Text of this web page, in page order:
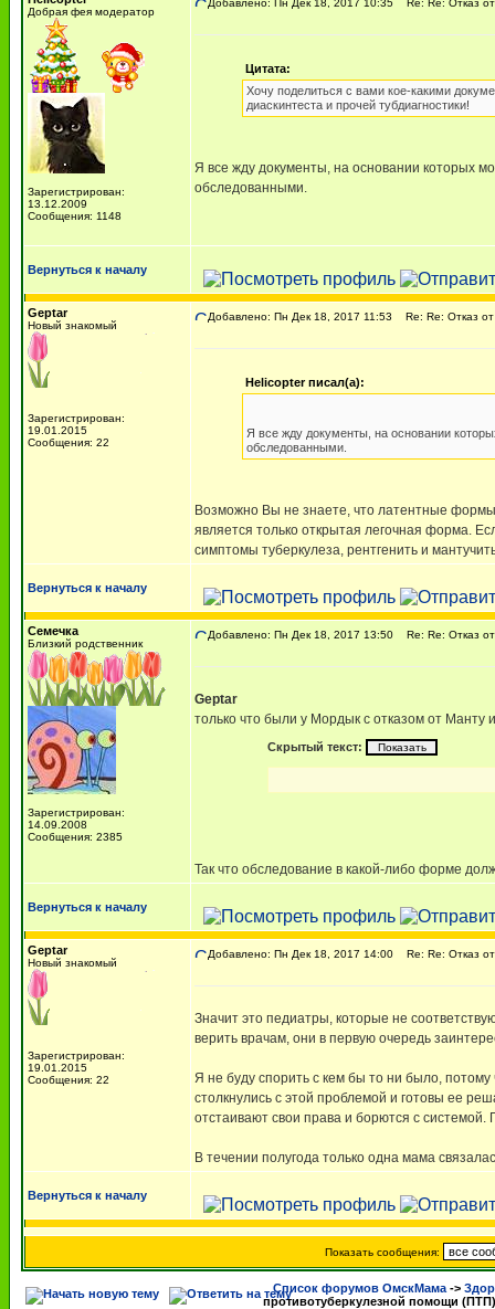
Добрая фея модератор
Зарегистрирован:
13.12.2009
Сообщения: 1148
Добавлено: Пн Дек 18, 2017 10:35 Re: Re: Отказ
Цитата:
Хочу поделиться с вами кое-какими
диаскинтеста и прочей тубдиагностики!
Я все жду документы, на основании которых
обследованными.
Вернуться к началу
Geptar
Новый знакомый
Зарегистрирован:
19.01.2015
Сообщения: 22
Добавлено: Пн Дек 18, 2017 11:53 Re: Re: Отказ
Helicopter писал(а):
Я все жду документы, на основании
обследованными.
Возможно Вы не знаете, что латентные
является только открытая легочная форма.
симптомы туберкулеза, рентгенить и
Вернуться к началу
Семечка
Близкий родственник
Зарегистрирован:
14.09.2008
Сообщения: 2385
Добавлено: Пн Дек 18, 2017 13:50 Re: Re: Отказ
Geptar
только что были у Мордык с отказом от
Скрытый текст:
Так что обследование в какой-либо форме
Вернуться к началу
Geptar
Новый знакомый
Зарегистрирован:
19.01.2015
Сообщения: 22
Добавлено: Пн Дек 18, 2017 14:00 Re: Re: Отказ
Значит это педиатры, которые не
верить врачам, они в первую очередь
Я не буду спорить с кем бы то ни было,
столкнулись с этой проблемой и готовы ее
отстаивают свои права и борются с
В течении полугода только одна мама
Вернуться к началу
Показать сообщения:
Список форумов ОмскМама ->
противотуберкулезной помощи (ПТП)